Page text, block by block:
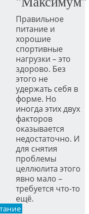
Правильное
питание и
хорошие
спортивные
нагрузки – это
здорово. Без
этого не
удержать себя в
форме. Но
иногда этих двух
факторов
оказывается
недостаточно. И
для снятия
проблемы
целлюлита этого
явно мало –
требуется что-то
ещё.